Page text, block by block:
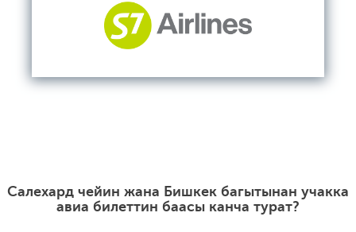
Салехард чейин жана Бишкек багытынан учакка
авиа билеттин баасы канча турат?